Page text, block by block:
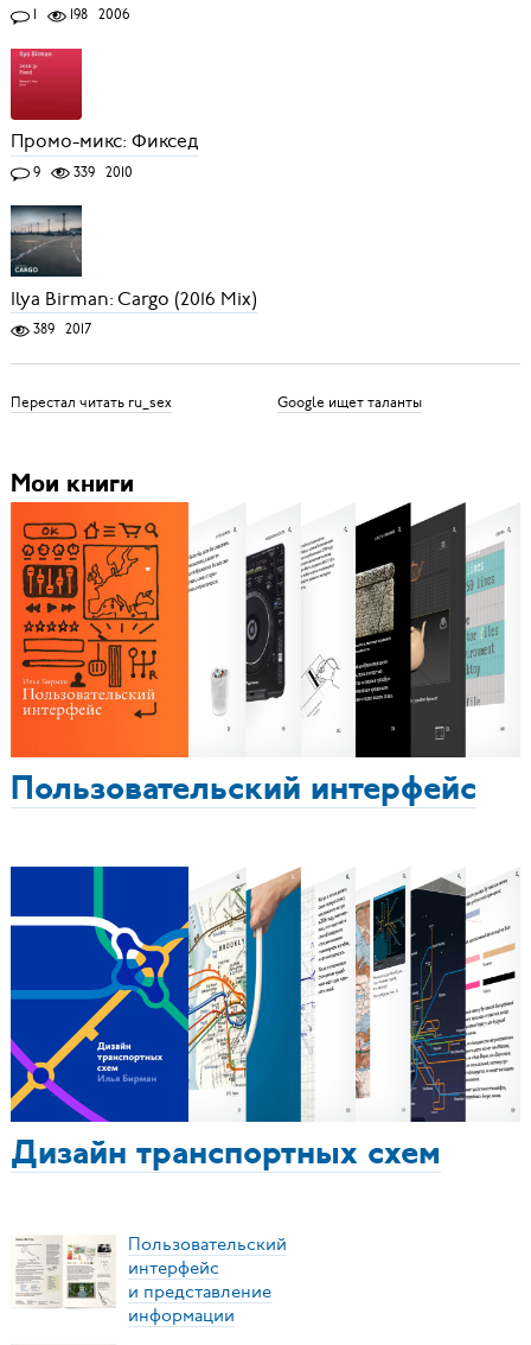
1 198 2006
Промо-микс: Фиксед
9 339 2010
Ilya Birman: Cargo (2016 Mix)
389 2017
Перестал читать ru_sex Google ищет таланты
Мои книги
Пользовательский интерфейс
Дизайн транспортных схем
Пользовательский
интерфейс
и представление
информации